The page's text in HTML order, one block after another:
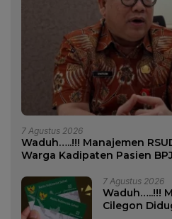
7 Agustus 2026
Waduh…..!!! Manajemen
Warga Kadipaten Pasien
7 Agustus 2026
Waduh…..!!!
Cilegon